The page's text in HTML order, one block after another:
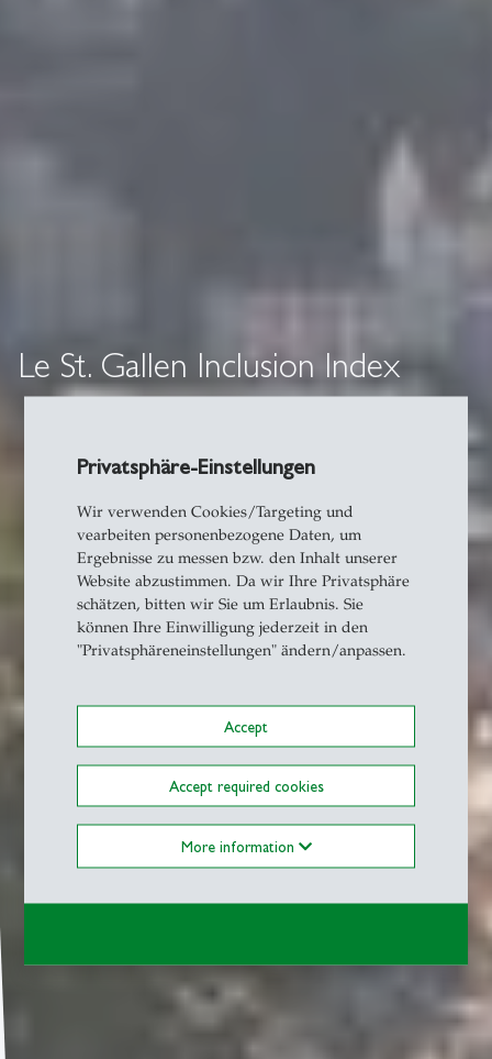
Privatsphäre-Einstellungen
Wir verwenden Cookies/Targeting und
vearbeiten personenbezogene Daten, um
Ergebnisse zu messen bzw. den Inhalt unserer
Website abzustimmen. Da wir Ihre Privatsphäre
schätzen, bitten wir Sie um Erlaubnis. Sie
können Ihre Einwilligung jederzeit in den
"Privatsphäreneinstellungen" ändern/anpassen.
Accept
Accept required cookies
More information
Le St. Gallen Inclusion Index